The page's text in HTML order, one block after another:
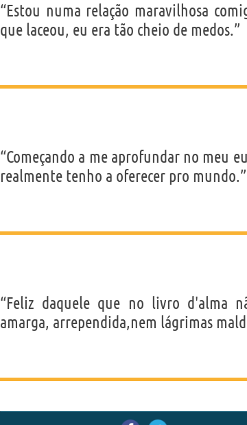
“Estou numa relação maravilhosa
que laceou, eu era tão cheio de medos.”
“Começando a me aprofundar no meu
realmente tenho a oferecer pro mundo.”
“Feliz daquele que no livro d'alma
amarga, arrependida,nem lágrimas